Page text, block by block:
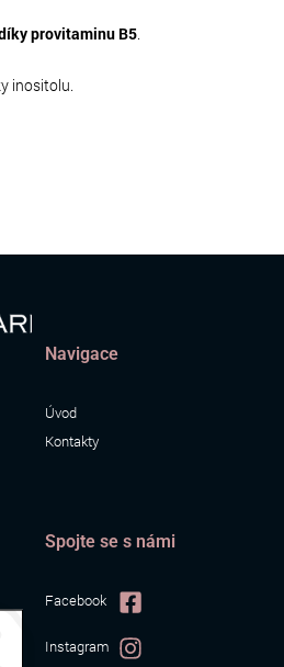
provitaminu B5.
inositolu.
Navigace
Úvod
Kontakty
Spojte se s námi
Facebook
Instagram